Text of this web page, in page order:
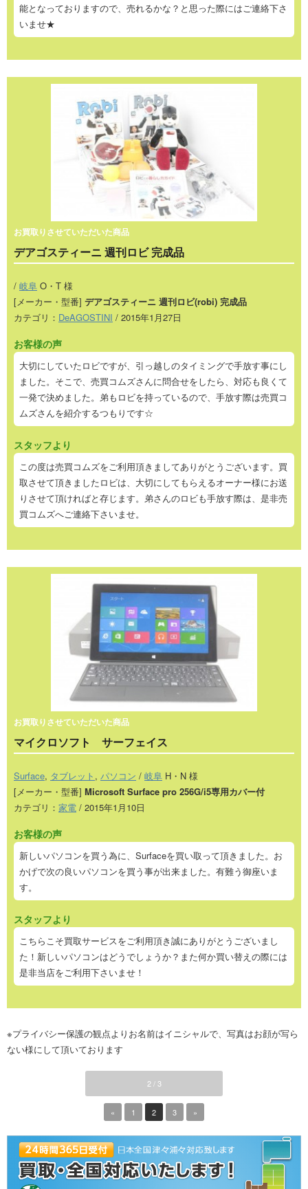
能となっておりますので、売れるかな？と思った際にはご連絡下さ
いませ★
お買取りさせていただいた商品
デアゴスティーニ 週刊ロビ 完成品
/ 岐阜 O・T 様
[メーカー・型番] デアゴスティーニ 週刊ロビ(robi) 完成品
カテゴリ： DeAGOSTINI / 2015年1月27日
お客様の声
大切にしていたロビですが、引っ越しのタイミングで手放す事にし
ました。そこで、売買コムズさんに問合せをしたら、対応も良くて
一発で決めました。弟もロビを持っているので、手放す際は売買コ
ムズさんを紹介するつもりです☆
スタッフより
この度は売買コムズをご利用頂きましてありがとうございます。買
取させて頂きましたロビは、大切にしてもらえるオーナー様にお送
りさせて頂ければと存じます。弟さんのロビも手放す際は、是非売
買コムズへご連絡下さいませ。
お買取りさせていただいた商品
マイクロソフト サーフェイス
Surface, タブレット , パソコン / 岐阜 H・N 様
[メーカー・型番] Microsoft Surface pro 256G/i5専用カバー付
カテゴリ： 家電 / 2015年1月10日
お客様の声
新しいパソコンを買う為に、Surfaceを買い取って頂きました。お
かげで次の良いパソコンを買う事が出来ました。有難う御座いま
す。
スタッフより
こちらこそ買取サービスをご利用頂き誠にありがとうございまし
た！新しいパソコンはどうでしょうか？また何か買い替えの際には
是非当店をご利用下さいませ！
※プライバシー保護の観点よりお名前はイニシャルで、写真はお顔が写ら
ない様にして頂いております
2 / 3
« 1 2 3 »